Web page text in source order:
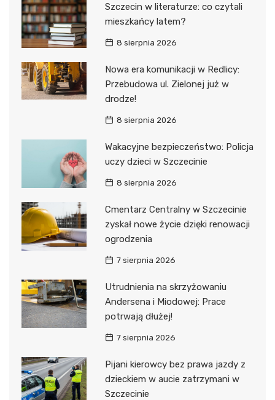
Szczecin w literaturze: co czytali
mieszkańcy latem?
8 sierpnia 2026
Nowa era komunikacji w Redlicy:
Przebudowa ul. Zielonej już w
drodze!
8 sierpnia 2026
Wakacyjne bezpieczeństwo: Policja
uczy dzieci w Szczecinie
8 sierpnia 2026
Cmentarz Centralny w Szczecinie
zyskał nowe życie dzięki renowacji
ogrodzenia
7 sierpnia 2026
Utrudnienia na skrzyżowaniu
Andersena i Miodowej: Prace
potrwają dłużej!
7 sierpnia 2026
Pijani kierowcy bez prawa jazdy z
dzieckiem w aucie zatrzymani w
Szczecinie